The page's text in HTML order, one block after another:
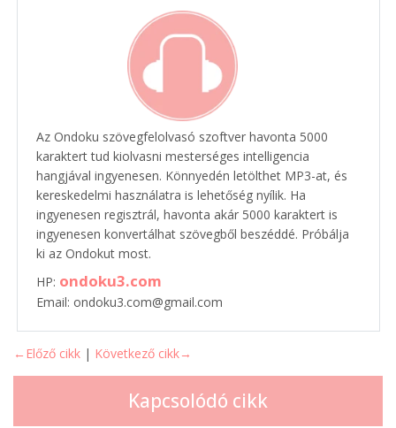
Az Ondoku szövegfelolvasó szoftver havonta 5000
karaktert tud kiolvasni mesterséges intelligencia
hangjával ingyenesen. Könnyedén letölthet MP3-at, és
kereskedelmi használatra is lehetőség nyílik. Ha
ingyenesen regisztrál, havonta akár 5000 karaktert is
ingyenesen konvertálhat szövegből beszéddé. Próbálja
ki az Ondokut most.
HP: ondoku3.com
Email: ondoku3.com@gmail.com
←Előző cikk | Következő cikk→
Kapcsolódó cikk